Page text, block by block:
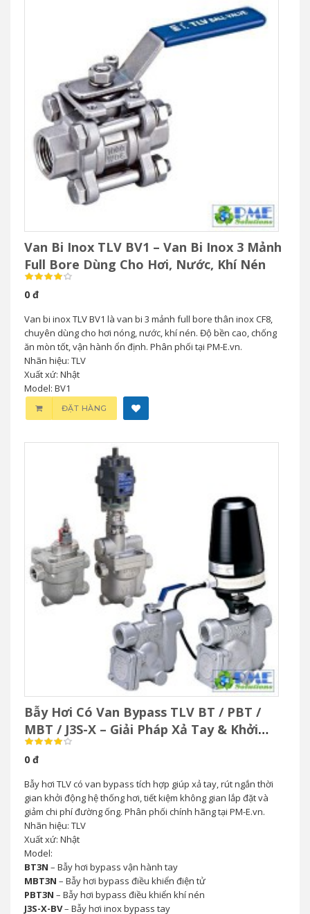
Van Bi Inox TLV BV1 – Van Bi Inox 3 Mảnh
Full Bore Dùng Cho Hơi, Nước, Khí Nén
0 đ
Van bi inox TLV BV1 là van bi 3 mảnh full bore thân inox CF8,
chuyên dùng cho hơi nóng, nước, khí nén. Độ bền cao, chống
ăn mòn tốt, vận hành ổn định. Phân phối tại PM-E.vn.
Nhãn hiệu: TLV
Xuất xứ: Nhật
Model: BV1
ĐẶT HÀNG
Bẫy Hơi Có Van Bypass TLV BT / PBT /
MBT / J3S-X – Giải Pháp Xả Tay & Khởi
Động Nhanh Hệ Thống Hơi
0 đ
Bẫy hơi TLV có van bypass tích hợp giúp xả tay, rút ngắn thời
gian khởi động hệ thống hơi, tiết kiệm không gian lắp đặt và
giảm chi phí đường ống. Phân phối chính hãng tại PM-E.vn.
Nhãn hiệu: TLV
Xuất xứ: Nhật
Model:
BT3N – Bẫy hơi bypass vận hành tay
MBT3N – Bẫy hơi bypass điều khiển điện tử
PBT3N – Bẫy hơi bypass điều khiển khí nén
J3S-X-BV– Bẫy hơi inox bypass tay